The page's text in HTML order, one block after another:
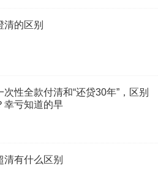
清的区别
次性全款付清和“还贷30年”，区别
幸亏知道的早
清有什么区别